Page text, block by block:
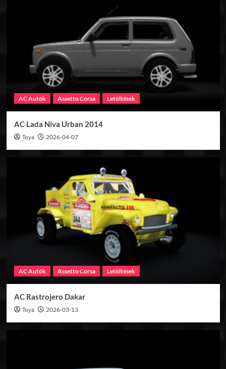
AC Autók Assetto Corsa Letöltések
AC Lada Niva Urban 2014
Toya 2026-04-07
AC Autók Assetto Corsa Letöltések
AC Rastrojero Dakar
Toya 2026-03-13